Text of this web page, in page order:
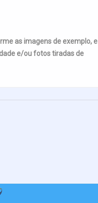
as imagens de exemplo, e
e/ou fotos tiradas de